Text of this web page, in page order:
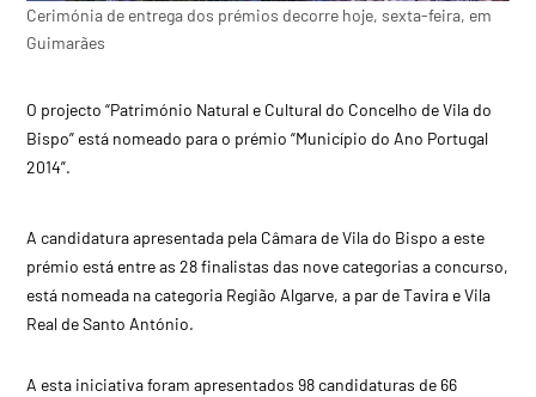
Cerimónia de entrega dos prémios decorre hoje, sexta-feira, em
Guimarães
O projecto “Património Natural e Cultural do Concelho de Vila do
Bispo” está nomeado para o prémio “Município do Ano Portugal
2014”.
A candidatura apresentada pela Câmara de Vila do Bispo a este
prémio está entre as 28 finalistas das nove categorias a concurso,
está nomeada na categoria Região Algarve, a par de Tavira e Vila
Real de Santo António.
A esta iniciativa foram apresentados 98 candidaturas de 66